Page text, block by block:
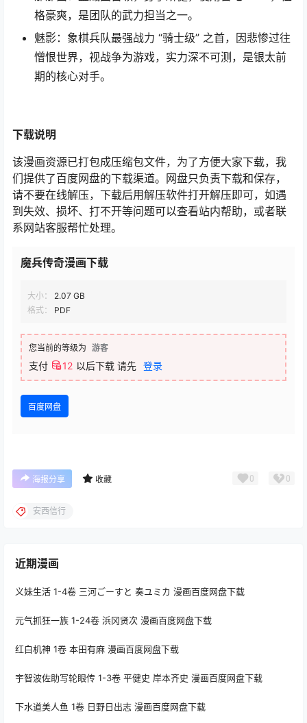
格豪爽，是团队的武力担当之一。
魅影：象棋兵队最强战力 “骑士级” 之首，因悲惨过往
憎恨世界，视战争为游戏，实力深不可测，是银太前
期的核心对手。
下载说明
该漫画资源已打包成压缩包文件，为了方便大家下载，我
们提供了百度网盘的下载渠道。网盘只负责下载和保存，
请不要在线解压，下载后用解压软件打开解压即可，如遇
到失效、损坏、打不开等问题可以查看站内帮助，或者联
系网站客服帮忙处理。
魔兵传奇漫画下载
大小：
2.07 GB
格式：
PDF
您当前的等级为 游客
支付 12 以后下载 请先 登录
百度网盘
海报分享 收藏 0 0
安西信行
近期漫画
义妹生活 1-4卷 三河ごーすと 奏ユミカ 漫画百度网盘下载
元气抓狂一族 1-24卷 浜冈贤次 漫画百度网盘下载
红白机神 1卷 本田有麻 漫画百度网盘下载
宇智波佐助写轮眼传 1-3卷 平健史 岸本齐史 漫画百度网盘下载
下水道美人鱼 1卷 日野日出志 漫画百度网盘下载